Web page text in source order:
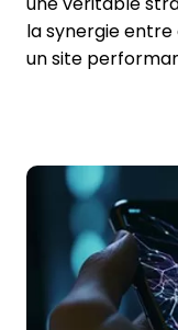
la synergie entre
un site